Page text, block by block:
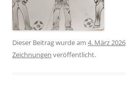
Dieser Beitrag wurde am 4. März 2026
Zeichnungen veröffentlicht.